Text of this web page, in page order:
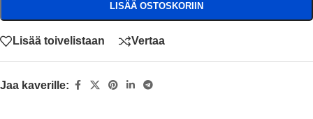
LISÄÄ OSTOSKORIIN
Lisää toivelistaan Vertaa
Jaa kaverille: